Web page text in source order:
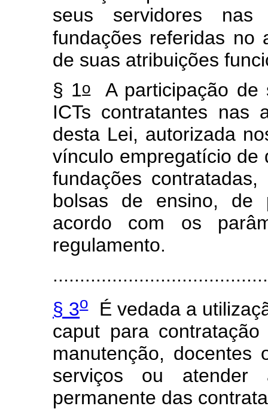
seus servidores nas
fundações referidas no
de suas atribuições
§ 1oA participação de
ICTs contratantes nas
desta Lei, autorizada
vínculo empregatício de
fundações
bolsas de ensino, de
acordo com os
regulamento.
§ 3oÉ vedada a
caput para
manutenção, docentes
serviços ou atender
permanente das